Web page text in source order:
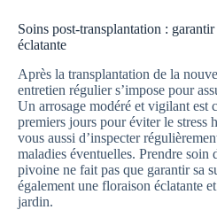
Soins post-transplantation :
éclatante
Après la transplantation de la
entretien régulier s’impose pour
Un arrosage modéré et vigilant est
premiers jours pour éviter le stress
vous aussi d’inspecter
maladies éventuelles. Prendre soin
pivoine ne fait pas que garantir sa
également une floraison éclatante
jardin.